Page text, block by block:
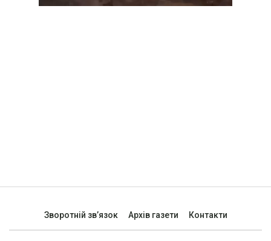
Зворотній зв’язок Архів газети Контакти